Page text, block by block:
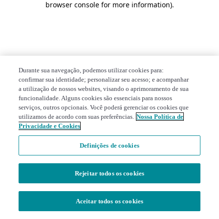
browser console for more information).
Durante sua navegação, podemos utilizar cookies para:
confirmar sua identidade; personalizar seu acesso; e acompanhar
a utilização de nossos websites, visando o aprimoramento de sua
funcionalidade. Alguns cookies são essenciais para nossos
serviços, outros opcionais. Você poderá gerenciar os cookies que
utilizamos de acordo com suas preferências. Nossa Política de
Privacidade e Cookies
Definições de cookies
Rejeitar todos os cookies
Aceitar todos os cookies